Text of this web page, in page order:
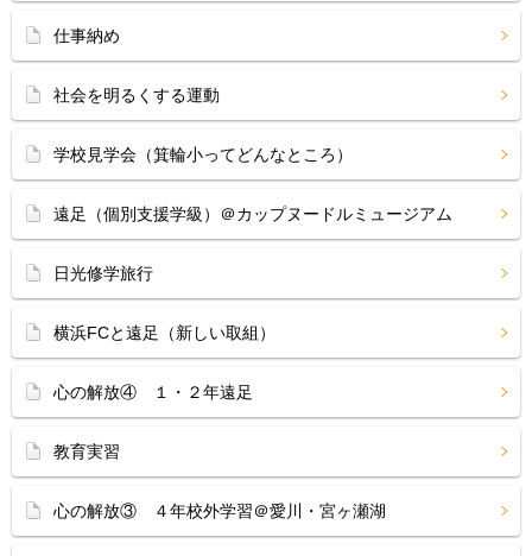
仕事納め
社会を明るくする運動
学校見学会（箕輪小ってどんなところ）
遠足（個別支援学級）＠カップヌードルミュージアム
日光修学旅行
横浜FCと遠足（新しい取組）
心の解放④ １・２年遠足
教育実習
心の解放③ ４年校外学習＠愛川・宮ヶ瀬湖